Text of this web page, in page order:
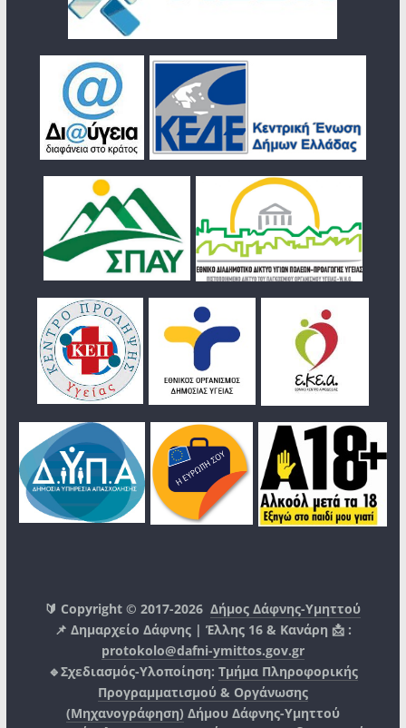
🔰 Copyright © 2017-2026Δήμος Δάφνης-Υμηττού
📌 Δημαρχείο Δάφνης | Έλλης 16 & Κανάρη 📩 :
protokolo@dafni-ymittos.gov.gr
🔹Σχεδιασμός-Υλοποίηση: Τμήμα Πληροφορικής
Προγραμματισμού & Οργάνωσης
(Μηχανογράφηση) Δήμου Δάφνης-Υμηττού